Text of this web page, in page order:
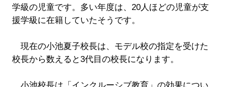
学級の児童です。多い年度は、20人ほどの児童が支
援学級に在籍していたそうです。
現在の小池夏子校長は、モデル校の指定を受けた
校長から数えると3代目の校長になります。